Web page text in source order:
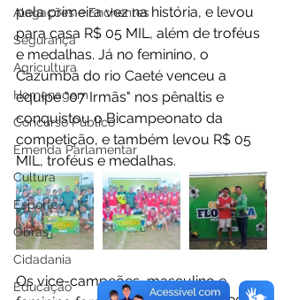
Alagações e Enchentes
Segurança
Agricultura
Homenagem
Concurso Público
Emenda Parlamentar
Cultura
Esporte
Obras
Cidadania
Educação
pela primeira vez na história, e levou
para casa R$ 05 MIL, além de troféus
e medalhas. Já no feminino, o
Cazumbá do rio Caeté venceu a
equipe "07 Irmãs" nos pênaltis e
conquistou o Bicampeonato da
competição, e também levou R$ 05
MIL, troféus e medalhas.
Os vice-campeões  masculino e